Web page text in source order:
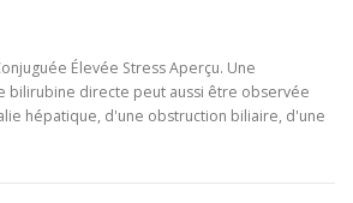
Élevée Stress Aperçu. Une
bilirubine directe peut aussi être observée
hépatique, d'une obstruction biliaire, d'une